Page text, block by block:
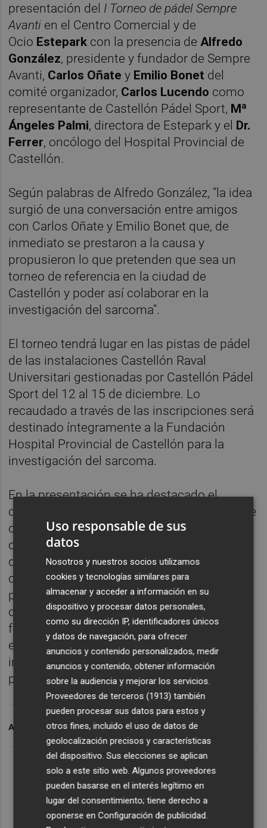
presentación del I Torneo de pádel Sempre
Avanti en el Centro Comercial y de
Ocio Estepark con la presencia de Alfredo
González, presidente y fundador de Sempre
Avanti, Carlos Oñate y Emilio Bonet del
comité organizador, Carlos Lucendo como
representante de Castellón Pádel Sport, Mª
Ángeles Palmi, directora de Estepark y el Dr.
Ferrer, oncólogo del Hospital Provincial de
Castellón.
Según palabras de Alfredo González, “la idea
surgió de una conversación entre amigos
con Carlos Oñate y Emilio Bonet que, de
inmediato se prestaron a la causa y
propusieron lo que pretenden que sea un
torneo de referencia en la ciudad de
Castellón y poder así colaborar en la
investigación del sarcoma”.
El torneo tendrá lugar en las pistas de pádel
de las instalaciones Castellón Raval
Universitari gestionadas por Castellón Pádel
Sport del 12 al 15 de diciembre. Lo
recaudado a través de las inscripciones será
destinado íntegramente a la Fundación
Hospital Provincial de Castellón para la
investigación del sarcoma.
En la presentación se ha destacado el
carácter benéfico del torneo y la intención de
crear un reconocido evento para el pádel
castellonense. Un evento con carácter
deportivo y de ocio. Además de la
competición, el torneo contará con la
presencia de música en directo. El torneo
dispondrá de categoría masculina y
femenina con tres niveles en cada una de
ellas, además de una categoría infantil y las
inscripciones podrán realizarse hasta el
próximo 8 de diciembre.
ARCHIVADO EN EPA
Uso responsable de sus
datos
Nosotros y nuestros socios utilizamos
cookies y tecnologías similares para
almacenar y acceder a información en su
dispositivo y procesar datos personales,
como su dirección IP, identificadores únicos
y datos de navegación, para ofrecer
anuncios y contenido personalizados, medir
anuncios y contenido, obtener información
sobre la audiencia y mejorar los servicios.
Proveedores de terceros (1913) también
pueden procesar sus datos para estos y
otros fines, incluido el uso de datos de
geolocalización precisos y características
del dispositivo. Sus elecciones se aplican
solo a este sitio web. Algunos proveedores
pueden basarse en el interés legítimo en
lugar del consentimiento; tiene derecho a
oponerse enConfiguración de publicidad